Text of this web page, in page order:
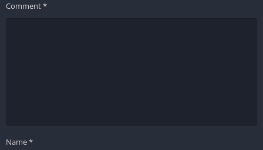
Comment*
Name*